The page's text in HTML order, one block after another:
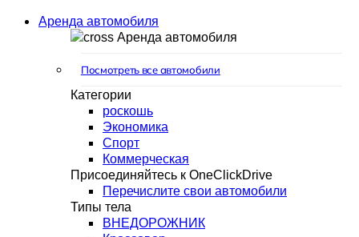
Аренда автомобиля
Аренда автомобиля
Посмотреть все автомобили
Категории
роскошь
Экономика
Спорт
Коммерческая
Присоединяйтесь к OneClickDrive
Перечислите свои автомобили
Типы тела
ВНЕДОРОЖНИК